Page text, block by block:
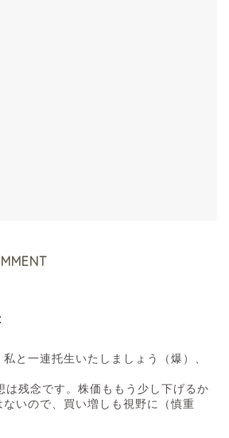
と一連托生いたしましょう（爆）、
は残念です。株価ももう少し下げるか
いので、買い増しも視野に（慎重